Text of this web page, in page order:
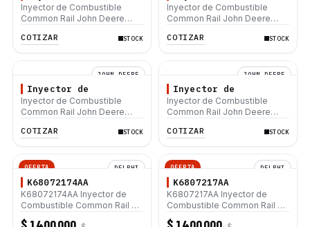
Inyector de Combustible
Common Rail John Deere
670CH 670D 672CH 672D
COTIZAR STOCK
Inyector de Combustible
Common Rail John Deere
COTIZAR STOCK
JOHN DEERE
Inyector de
Inyector de Combustible
Common Rail John Deere
6520 6620 6820 6920
COTIZAR STOCK
JOHN DEERE
Inyector de
Inyector de Combustible
Common Rail John Deere
7920
COTIZAR STOCK
OFERTA DELPHI
K68072174AA
K68072174AA Inyector de
Combustible Common Rail de
alta presión Delphi para
OFERTA DELPHI
K6807217AA
K6807217AA Inyector de
Combustible Common Rail de
alta presión Delphi para